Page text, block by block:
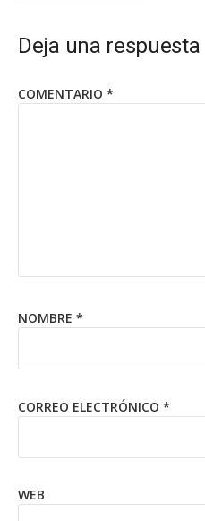
Deja una respuesta
COMENTARIO *
NOMBRE *
CORREO ELECTRÓNICO *
WEB